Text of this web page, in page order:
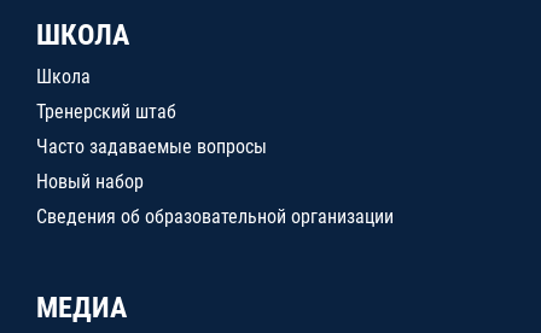
ШКОЛА
Школа
Тренерский штаб
Часто задаваемые вопросы
Новый набор
Сведения об образовательной организации
МЕДИА